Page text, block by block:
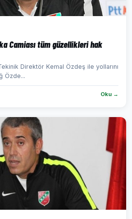
Camiası tüm güzellikleri hak
Direktör Kemal Özdeş ile yollarını
Özde...
Oku →